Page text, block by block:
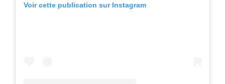
Voir cette publication sur Instagram